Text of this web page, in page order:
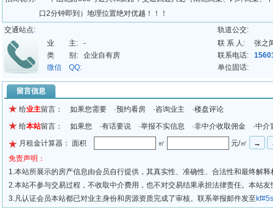
口2分钟即到）地理位置绝对优越！！！
该旺铺为小区聚集区，周边新老小区众多，面对大学，紧邻长途汽车
旺铺底层面积1000㎡，二楼面积700㎡，门面宽40米（超大气派）。
业：企业形象店、超市、各类展厅、连锁机构、美容机构、办公等。
介代理。
交通站点:
轨道公交:
业 主:
- 联 系 人:
张之
类 别:
企业自有房 联系电话:
微信 QQ:
单位固话:
留言信息
给业主留言： 如果您需要 ·预约看房 ·咨询业主 ·楼盘评论
给本站留言： 如果您 ·有话要说 ·举报不实信息 ·非中介收取佣金 ·中介
月租金计算器： 面积
㎡
元/㎡
免责声明：
1.本站所展示的房产信息由会员自行提供，其真实性、准确性、合法性和最终解
2.本站不参与交易过程，不收取中介费用，也不对交易结果承担法律责任。本站
3.凡认证会员本站都已对业主身份和房源资质完成了审核。联系举报邮件发至